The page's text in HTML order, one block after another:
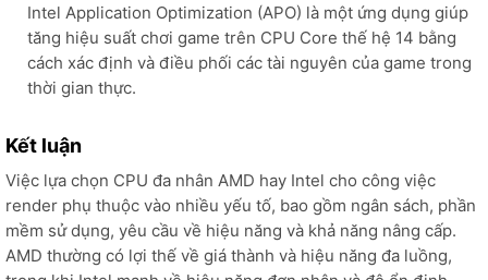
Intel Application Optimization (APO) là một ứng dụng giúp
tăng hiệu suất chơi game trên CPU Core thế hệ 14 bằng
cách xác định và điều phối các tài nguyên của game trong
thời gian thực.
Kết luận
Việc lựa chọn CPU đa nhân AMD hay Intel cho công việc
render phụ thuộc vào nhiều yếu tố, bao gồm ngân sách, phần
mềm sử dụng, yêu cầu về hiệu năng và khả năng nâng cấp.
AMD thường có lợi thế về giá thành và hiệu năng đa luồng,